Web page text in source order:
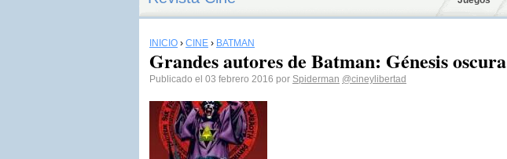
INICIO › CINE › BATMAN
Grandes autores de Batman: Génesis oscura
Publicado el 03 febrero 2016 por Spiderman @cineylibertad